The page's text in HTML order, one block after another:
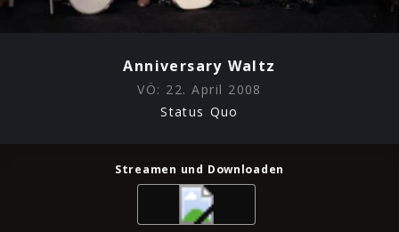
Anniversary Waltz
VÖ: 22. April 2008
Status Quo
Streamen und Downloaden